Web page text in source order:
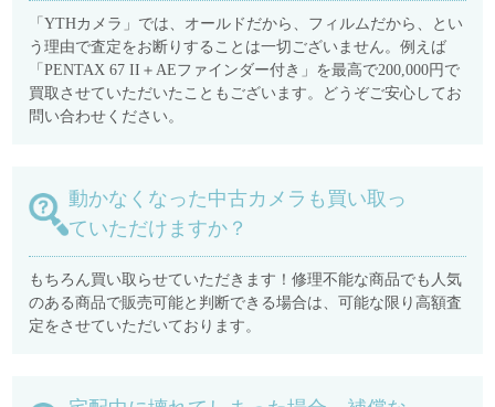
「YTHカメラ」では、オールドだから、フィルムだから、とい
う理由で査定をお断りすることは一切ございません。例えば
「PENTAX 67 II＋AEファインダー付き」を最高で200,000円で
買取させていただいたこともございます。どうぞご安心してお
問い合わせください。
動かなくなった中古カメラも買い取っ
ていただけますか？
もちろん買い取らせていただきます！修理不能な商品でも人気
のある商品で販売可能と判断できる場合は、可能な限り高額査
定をさせていただいております。